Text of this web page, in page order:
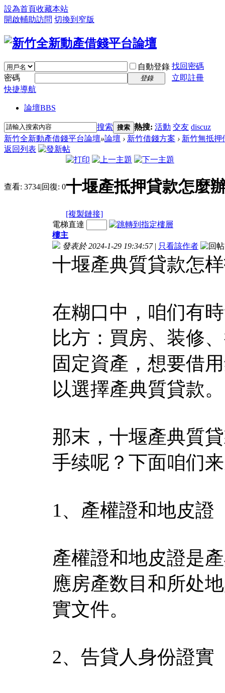
設為首頁收藏本站
開啟輔助訪問 切換到窄版
自動登錄 找回密碼
密碼
登錄
立即註冊
快捷導航
論壇BBS
搜索 搜索 熱搜: 活動 交友 discuz
新竹全新動產借錢平台論壇»論壇 › 新竹借錢方案 › 新竹無抵押
返回列表
查看: 3734|回復: 0十堰產抵押貸款怎麼
[複製鏈接]
電梯直達
樓主
發表於 2024-1-29 19:34:57 | 只看該作者
十堰產典質貸款怎
在糊口中，咱们有
比方：買房、装修
固定資產，想要借
以選擇產典質貸款。
那末，十堰產典質
手续呢？下面咱们
1、產權證和地皮證
產權證和地皮證是
應房產数目和所处
實文件。
2、告貸人身份證實